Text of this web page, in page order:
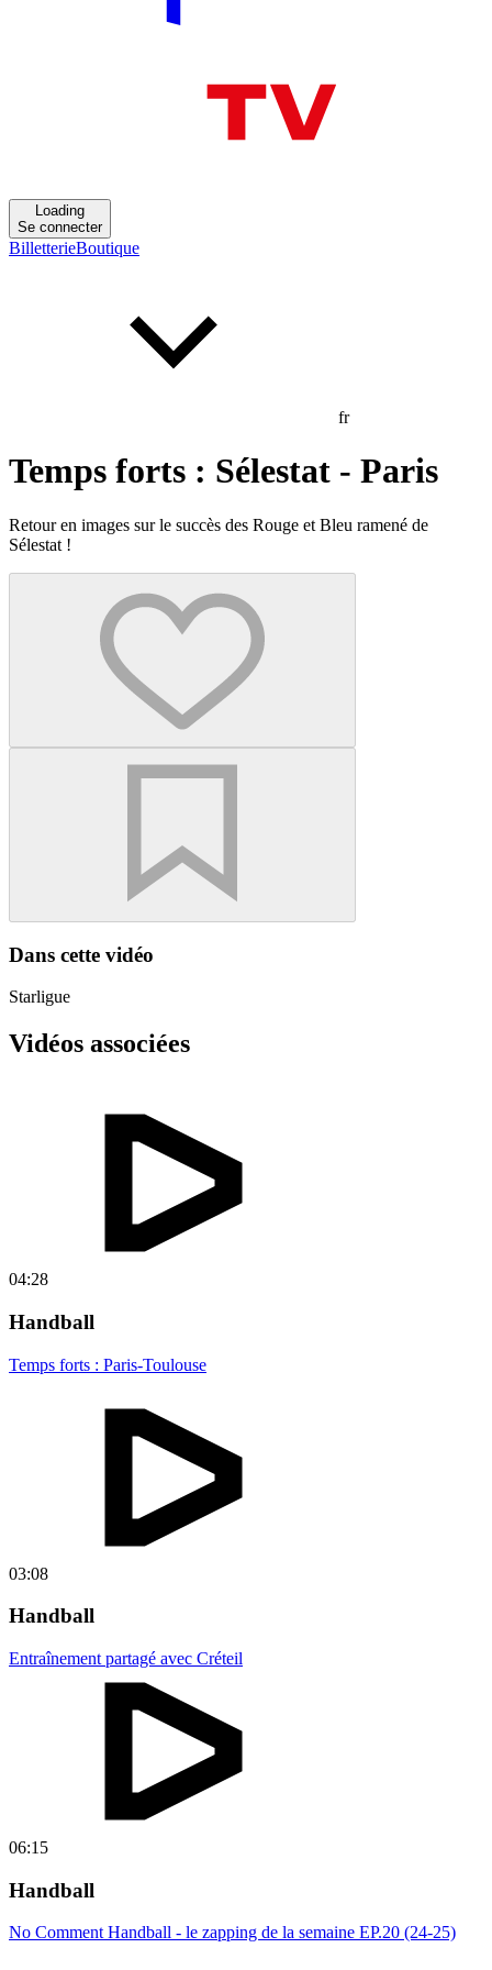
Loading
Se connecter
BilletterieBoutique
fr
Temps forts : Sélestat - Paris
Retour en images sur le succès des Rouge et Bleu ramené de
Sélestat !
Dans cette vidéo
Starligue
Vidéos associées
04:28
Handball
Temps forts : Paris-Toulouse
03:08
Handball
Entraînement partagé avec Créteil
06:15
Handball
No Comment Handball - le zapping de la semaine EP.20 (24-25)